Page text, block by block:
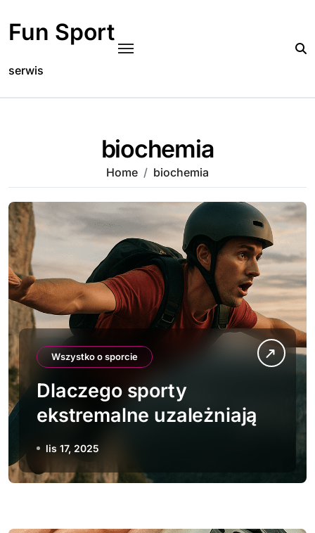
content
Fun Sport
serwis
biochemia
Home biochemia
Wszystko o sporcie
Dlaczego sporty
ekstremalne uzależniają
lis 17, 2025